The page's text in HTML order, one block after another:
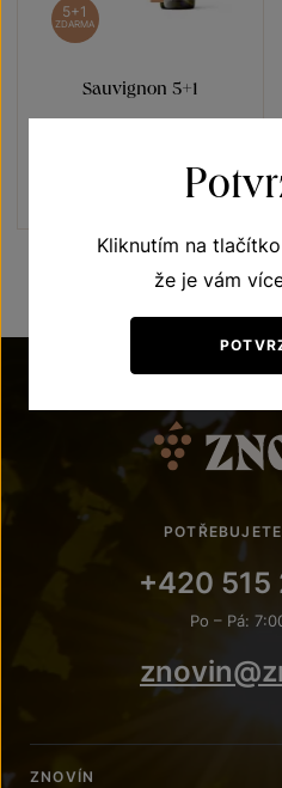
5+1
ZDARMA
Sauvignon 5+1
Terroir - toulky vinicemi
Kč
+420
Po – Pá:
ZNOVÍN
Kliknutím na
že je vám